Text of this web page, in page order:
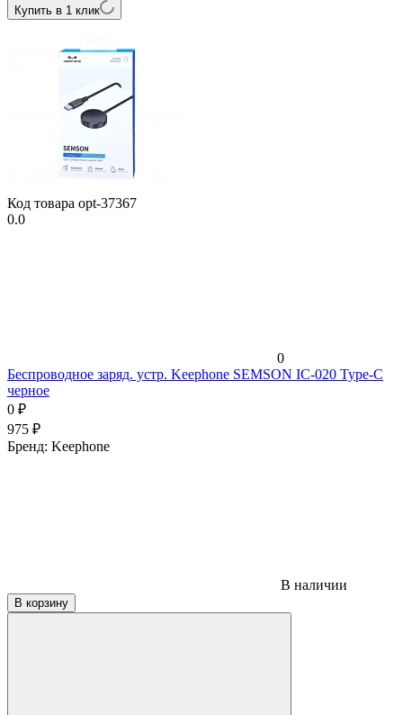
Купить в 1 клик
Код товара opt-37367
0.0
0
Беспроводное заряд. устр. Keephone SEMSON IC-020 Type-C
черное
0 ₽
975 ₽
Бренд: Keephone
В наличии
В корзину